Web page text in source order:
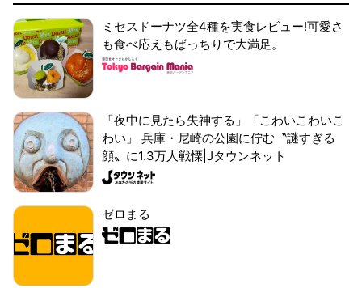
ミセスドーナツ全4種を実食レビュー!可愛さ
も食べ応えもばっちりで大満足。
「夜中に見たら失神する」「こわいこわいこ
わい」 兵庫・尼崎の公園に佇む〝謎すぎる
顔〟に1.3万人戦慄|Jタウンネット
ゼロまる